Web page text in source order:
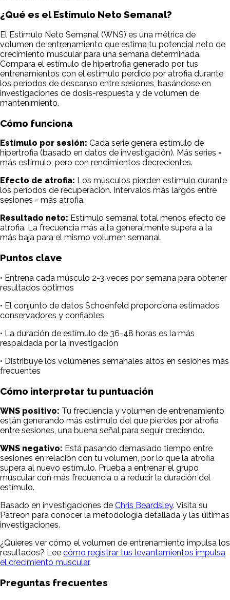
¿Qué es el Estímulo Neto Semanal?
El Estímulo Neto Semanal (WNS) es una métrica de
volumen de entrenamiento que estima tu potencial neto de
crecimiento muscular para una semana determinada.
Compara el estímulo de hipertrofia generado por tus
entrenamientos con el estímulo perdido por atrofia durante
los períodos de descanso entre sesiones, basándose en
investigaciones de dosis-respuesta y de volumen de
mantenimiento.
Cómo funciona
Estímulo por sesión: Cada serie genera estímulo de
hipertrofia (basado en datos de investigación). Más series =
más estímulo, pero con rendimientos decrecientes.
Efecto de atrofia: Los músculos pierden estímulo durante
los períodos de recuperación. Intervalos más largos entre
sesiones = más atrofia.
Resultado neto: Estímulo semanal total menos efecto de
atrofia. La frecuencia más alta generalmente supera a la
más baja para el mismo volumen semanal.
Puntos clave
• Entrena cada músculo 2-3 veces por semana para obtener
resultados óptimos
• El conjunto de datos Schoenfeld proporciona estimados
conservadores y confiables
• La duración de estímulo de 36-48 horas es la más
respaldada por la investigación
• Distribuye los volúmenes semanales altos en sesiones más
frecuentes
Cómo interpretar tu puntuación
WNS positivo: Tu frecuencia y volumen de entrenamiento
están generando más estímulo del que pierdes por atrofia
entre sesiones, una buena señal para seguir creciendo.
WNS negativo: Está pasando demasiado tiempo entre
sesiones en relación con tu volumen, por lo que la atrofia
supera al nuevo estímulo. Prueba a entrenar el grupo
muscular con más frecuencia o a reducir la duración del
estímulo.
Basado en investigaciones de Chris Beardsley. Visita su
Patreon para conocer la metodología detallada y las últimas
investigaciones.
¿Quieres ver cómo el volumen de entrenamiento impulsa los
resultados? Lee cómo registrar tus levantamientos impulsa
el crecimiento muscular.
Preguntas frecuentes